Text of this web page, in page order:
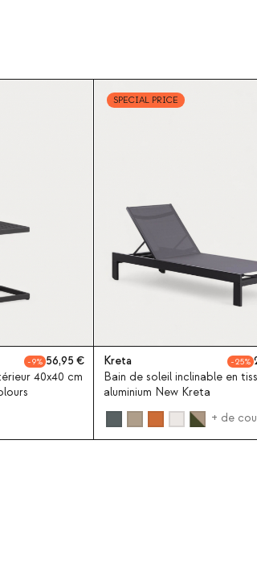
9
56,95
40x40 cm
SPECIAL PRICE
Kreta 25
Bain de soleil inclinable en
aluminium New Kreta
+ de